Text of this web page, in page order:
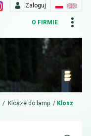
Zaloguj
O FIRMIE
/ Klosze do lamp / Klosz